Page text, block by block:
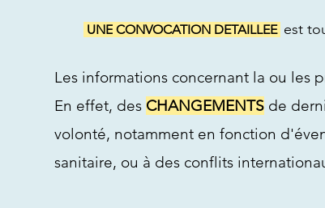
UNE CONVOCATION DETAILLEE est
Les informations concernant la ou les
En effet, des CHANGEMENTS de
volonté, notamment en fonction
sanitaire, ou à des conflits